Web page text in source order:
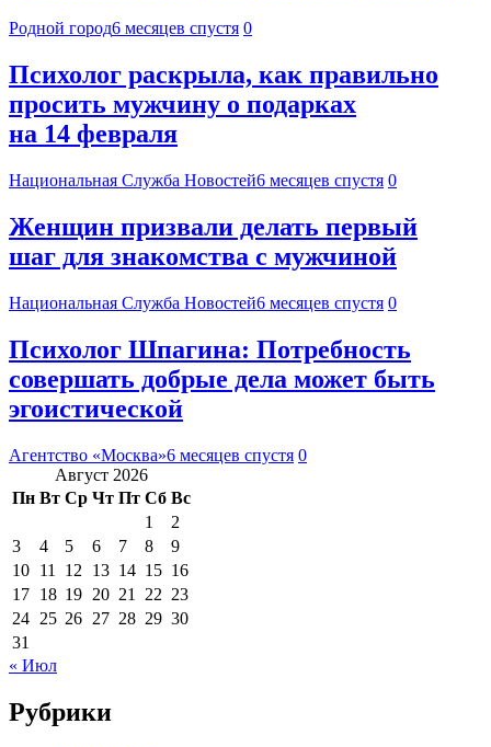
Родной город6 месяцев спустя 0
Психолог раскрыла, как правильно
просить мужчину о подарках
на 14 февраля
Национальная Служба Новостей6 месяцев спустя 0
Женщин призвали делать первый
шаг для знакомства с мужчиной
Национальная Служба Новостей6 месяцев спустя 0
Психолог Шпагина: Потребность
совершать добрые дела может быть
эгоистической
Агентство «Москва»6 месяцев спустя 0
Август 2026
Пн Вт Ср Чт Пт Сб Вс
1
2
3
4 5 6 7 8
9
10 11 12 13 14 15 16
17 18 19 20 21 22 23
24 25 26 27 28 29 30
31
« Июл
Рубрики